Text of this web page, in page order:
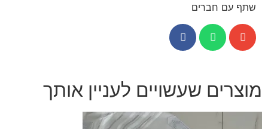
שתף עם חברים
מוצרים שעשויים לעניין אותך